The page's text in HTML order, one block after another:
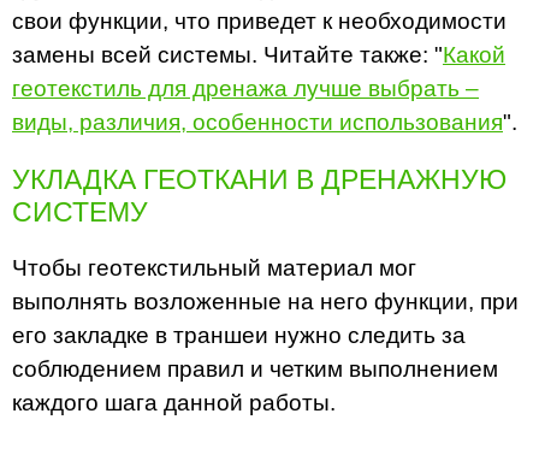
свои функции, что приведет к необходимости
замены всей системы. Читайте также: "Какой
геотекстиль для дренажа лучше выбрать –
виды, различия, особенности использования".
УКЛАДКА ГЕОТКАНИ В ДРЕНАЖНУЮ
СИСТЕМУ
Чтобы геотекстильный материал мог
выполнять возложенные на него функции, при
его закладке в траншеи нужно следить за
соблюдением правил и четким выполнением
каждого шага данной работы.